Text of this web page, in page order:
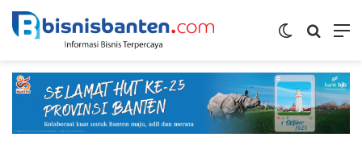
Switch skin